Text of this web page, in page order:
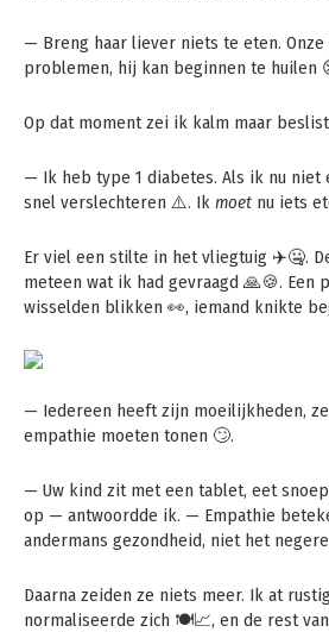
— Breng haar liever niets te eten.
problemen, hij kan beginnen te huilen
Op dat moment zei ik kalm maar
— Ik heb type 1 diabetes. Als ik nu niet
snel verslechteren ⚠️. Ik moet nu iets
Er viel een stilte in het vliegtuig ✈️🤐.
meteen wat ik had gevraagd 🙏🍪. Een
wisselden blikken 👀, iemand knikte
— Iedereen heeft zijn moeilijkheden,
empathie moeten tonen 🙄.
— Uw kind zit met een tablet, eet
op — antwoordde ik. — Empathie
andermans gezondheid, niet het
Daarna zeiden ze niets meer. Ik at
normaliseerde zich 🍽️📈, en de rest